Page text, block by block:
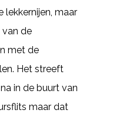
maar
van de
met de
Het streeft
in de buurt van
maar dat